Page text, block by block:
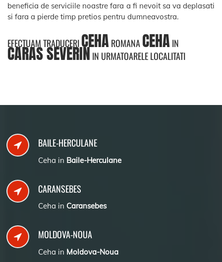
beneficia de serviciile noastre fara a fi nevoit sa va deplasati
si fara a pierde timp pretios pentru dumneavostra.
EFECTUAM TRADUCERICEHA ROMANACEHA IN
CARAS SEVERININ URMATOARELE LOCALITATI
BAILE-HERCULANE
Ceha in Baile-Herculane
CARANSEBES
Ceha in Caransebes
MOLDOVA-NOUA
Ceha in Moldova-Noua